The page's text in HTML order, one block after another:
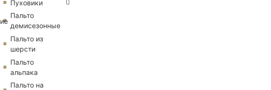
Пуховики
Пальто
демисезонные
Пальто из
шерсти
Пальто
альпака
Пальто на